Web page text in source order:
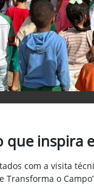
que inspira
com a visita
Transforma o